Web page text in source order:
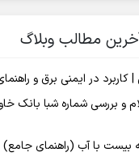
مطالب وبلاگ
در ایمنی برق و
و بررسی شماره شبا بانک
بیست با آب (راهنمای جامع)